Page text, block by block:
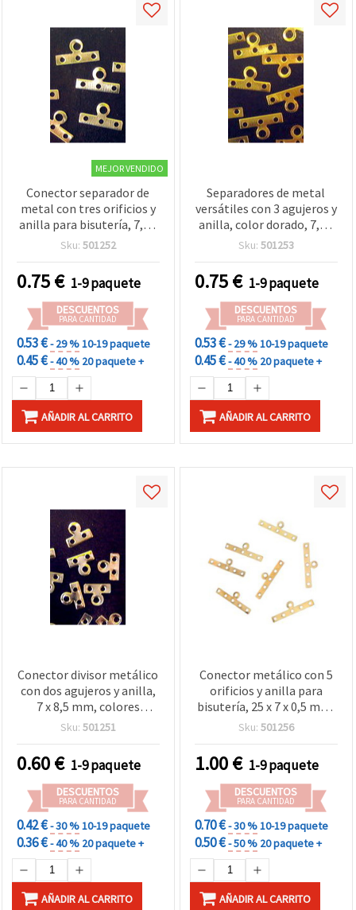
MEJOR VENDIDO
Conector separador de
metal con tres orificios y
anilla para bisutería, 7,5 x
14 mm, color plata – 50
Sku: 501252
0.75€ 1-9 paquete
DESCUENTOS
PARA CANTIDAD
0.53 €- 29 %10-19 paquete
0.45 €- 40 % 20 paquete +
AÑADIR AL CARRITO
Separadores de metal
versátiles con 3 agujeros y
anilla, color dorado, 7,5 x
14 mm – 50 uds, perfectos
Sku: 501253
0.75€ 1-9 paquete
DESCUENTOS
PARA CANTIDAD
0.53 €- 29 %10-19 paquete
0.45 €- 40 % 20 paquete +
AÑADIR AL CARRITO
Conector divisor metálico
con dos agujeros y anilla,
7 x 8,5 mm, colores
surtidos, 50 uds.
Sku: 501251
0.60€ 1-9 paquete
DESCUENTOS
PARA CANTIDAD
0.42 €- 30 %10-19 paquete
0.36 €- 40 % 20 paquete +
AÑADIR AL CARRITO
Conector metálico con 5
orificios y anilla para
bisutería, 25 x 7 x 0,5 mm,
dorado - 20 piezas
Sku: 501256
1.00€ 1-9 paquete
DESCUENTOS
PARA CANTIDAD
0.70 €- 30 %10-19 paquete
0.50 €- 50 % 20 paquete +
AÑADIR AL CARRITO